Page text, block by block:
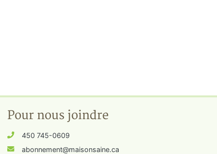
Pour nous joindre
450 745-0609
abonnement@maisonsaine.ca